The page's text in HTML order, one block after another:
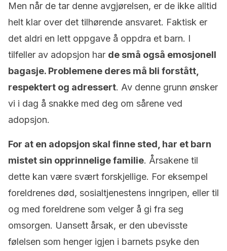
Men når de tar denne avgjørelsen, er de ikke alltid
helt klar over det tilhørende ansvaret. Faktisk er
det aldri en lett oppgave å oppdra et barn. I
tilfeller av adopsjon har de små også emosjonell
bagasje. Problemene deres må bli forstått,
respektert og adressert. Av denne grunn ønsker
vi i dag å snakke med deg om sårene ved
adopsjon.
For at en adopsjon skal finne sted, har et barn
mistet sin opprinnelige familie. Årsakene til
dette kan være svært forskjellige. For eksempel
foreldrenes død, sosialtjenestens inngripen, eller til
og med foreldrene som velger å gi fra seg
omsorgen. Uansett årsak, er den ubevisste
følelsen som henger igjen i barnets psyke den